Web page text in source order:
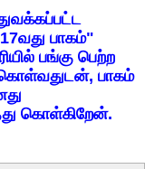
பாகம்"
பங்கு பெற்ற
கொள்வதுடன், பாகம்
கொள்கிறேன்.